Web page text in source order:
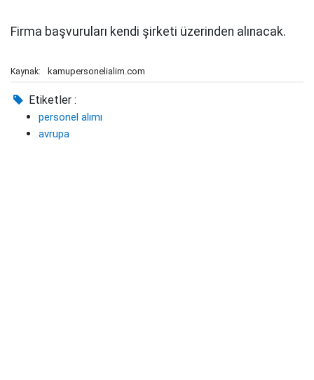
Firma başvuruları kendi şirketi üzerinden alınacak.
Kaynak: kamupersonelialim.com
Etiketler :
personel alımı
avrupa